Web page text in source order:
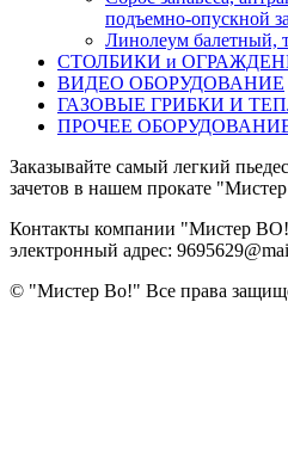
подъемно-опускной
Линолеум балетный,
СТОЛБИКИ и
ВИДЕО ОБОРУДОВАНИЕ
ГАЗОВЫЕ ГРИБКИ И
ПРОЧЕЕ
Заказывайте самый легкий
зачетов в нашем прокате
Контакты компании "Мистер
электронный адрес:
© "Мистер Во!" Все права